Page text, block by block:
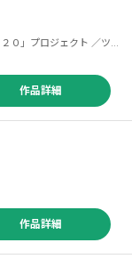
作品詳細
作品詳細